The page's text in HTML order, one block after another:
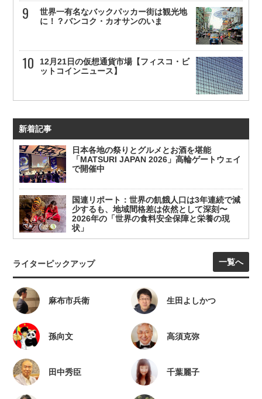
世界一有名なバックパッカー街は観光地
に！？バンコク・カオサンのいま
12月21日の仮想通貨市場【フィスコ・ビ
ットコインニュース】
新着記事
日本各地の祭りとグルメとお酒を堪能
「MATSURI JAPAN 2026」高輪ゲートウェイ
で開催中
国連リポート：世界の飢餓人口は3年連続で減
少するも、地域間格差は依然として深刻〜
2026年の「世界の食料安全保障と栄養の現
状」
ライターピックアップ 一覧へ
麻布市兵衛 生田よしかつ
孫向文 高須克弥
田中秀臣 千葉麗子